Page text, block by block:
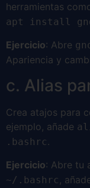
herramientas
apt install
Ejercicio: Abre
Apariencia y
c. Alias
Crea atajos para
ejemplo, añade
.bashrc .
Ejercicio: Abre tu
~/.bashrc ,